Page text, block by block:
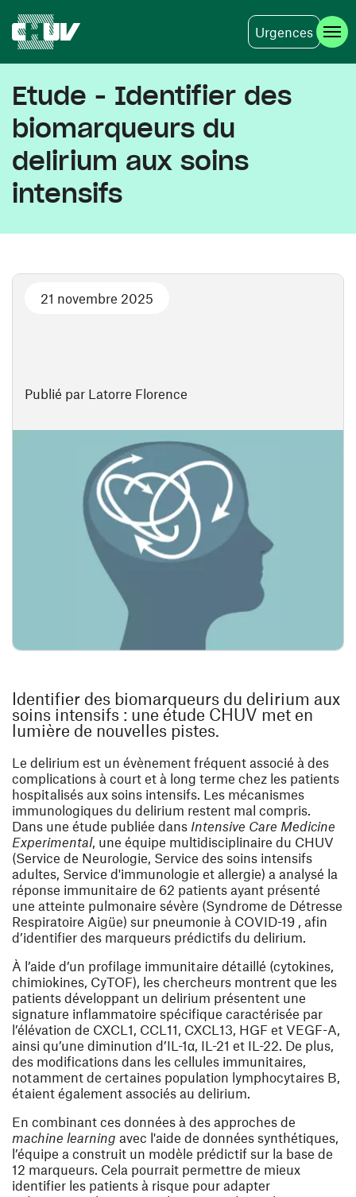
Urgences
Etude - Identifier des
biomarqueurs du
delirium aux soins
intensifs
Publié par Latorre Florence
21 novembre 2025
Identifier des biomarqueurs du delirium aux
soins intensifs : une étude CHUV met en
lumière de nouvelles pistes.
Le delirium est un évènement fréquent associé à des
complications à court et à long terme chez les patients
hospitalisés aux soins intensifs. Les mécanismes
immunologiques du delirium restent mal compris.
Dans une étude publiée dans Intensive Care Medicine
Experimental, une équipe multidisciplinaire du CHUV
(Service de Neurologie, Service des soins intensifs
adultes, Service d'immunologie et allergie) a analysé la
réponse immunitaire de 62 patients ayant présenté
une atteinte pulmonaire sévère (Syndrome de Détresse
Respiratoire Aigüe) sur pneumonie à COVID-19 , afin
d’identifier des marqueurs prédictifs du delirium.
À l’aide d’un profilage immunitaire détaillé (cytokines,
chimiokines, CyTOF), les chercheurs montrent que les
patients développant un delirium présentent une
signature inflammatoire spécifique caractérisée par
l’élévation de CXCL1, CCL11, CXCL13, HGF et VEGF-A,
ainsi qu’une diminution d’IL-1α, IL-21 et IL-22. De plus,
des modifications dans les cellules immunitaires,
notamment de certaines population lymphocytaires B,
étaient également associés au delirium.
En combinant ces données à des approches de
machine learning avec l'aide de données synthétiques,
l’équipe a construit un modèle prédictif sur la base de
12 marqueurs. Cela pourrait permettre de mieux
identifier les patients à risque pour adapter